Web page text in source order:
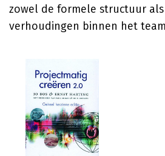
zowel de formele structuur
verhoudingen binnen het